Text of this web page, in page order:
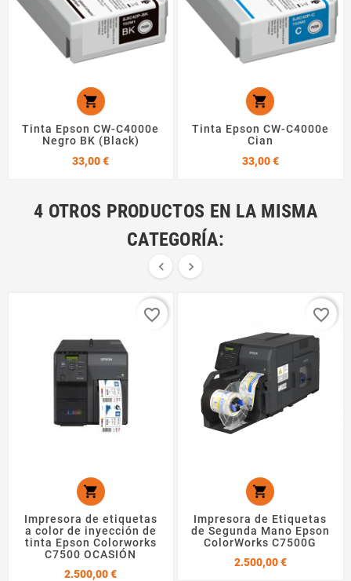

Tinta Epson CW-C4000e
Negro BK (Black)
33,00 €Precio

Tinta Epson CW-C4000e
Cian
33,00 €Precio
4 OTROS PRODUCTOS EN LA MISMA
CATEGORÍA:
 

Impresora de etiquetas
a color de inyección de
tinta Epson Colorworks
C7500 OCASIÓN
2.500,00 €Precio
favorite_border

Impresora de Etiquetas
de Segunda Mano Epson
ColorWorks C7500G
2.500,00 €Precio
favorite_border